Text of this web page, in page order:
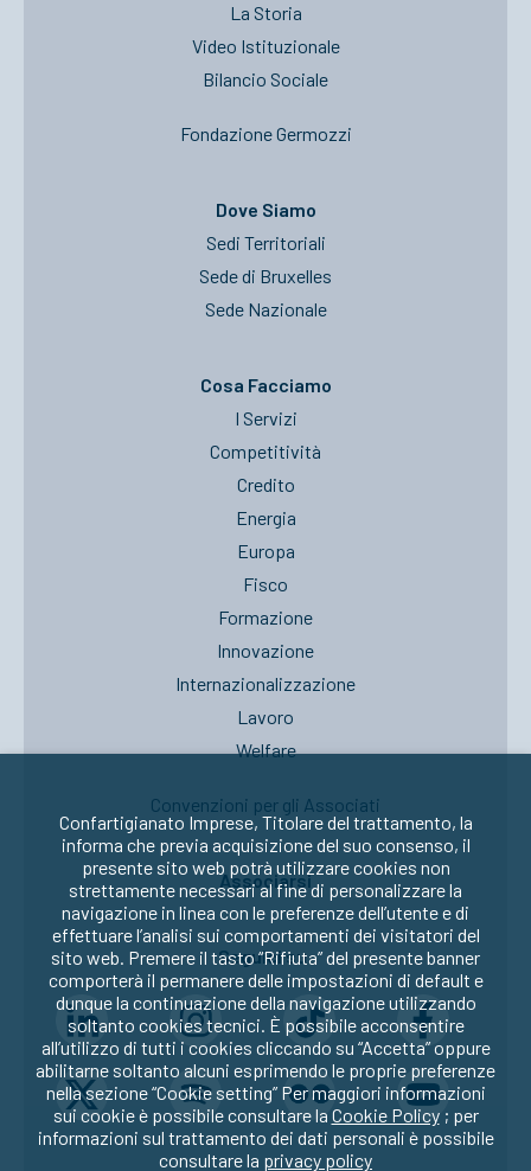
La Storia
Video Istituzionale
Bilancio Sociale
Fondazione Germozzi
Dove Siamo
Sedi Territoriali
Sede di Bruxelles
Sede Nazionale
Cosa Facciamo
I Servizi
Competitività
Credito
Energia
Europa
Fisco
Formazione
Innovazione
Internazionalizzazione
Lavoro
Welfare
Convenzioni per gli Associati
Associarsi
Seguici su:
Confartigianato Imprese, Titolare del trattamento, la
informa che previa acquisizione del suo consenso, il
presente sito web potrà utilizzare cookies non
strettamente necessari al fine di personalizzare la
navigazione in linea con le preferenze dell’utente e di
effettuare l’analisi sui comportamenti dei visitatori del
sito web. Premere il tasto “Rifiuta” del presente banner
comporterà il permanere delle impostazioni di default e
dunque la continuazione della navigazione utilizzando
soltanto cookies tecnici. È possibile acconsentire
all’utilizzo di tutti i cookies cliccando su “Accetta” oppure
abilitarne soltanto alcuni esprimendo le proprie preferenze
nella sezione “Cookie setting” Per maggiori informazioni
sui cookie è possibile consultare la Cookie Policy; per
informazioni sul trattamento dei dati personali è possibile
consultare la privacy policy